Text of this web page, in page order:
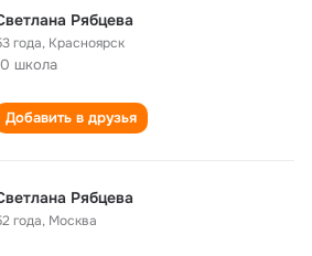
Рябцева
года, Красноярск
школа
Добавить в друзья
Рябцева
года, Москва